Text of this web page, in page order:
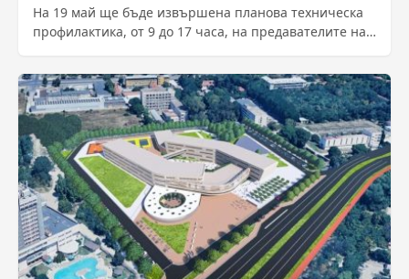
На 19 май ще бъде извършена планова техническа
профилактика, от 9 до 17 часа, на предавателите на